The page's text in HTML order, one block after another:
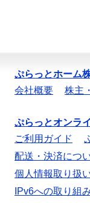
ぷらっとホーム
会社概要
株主
ぷらっとオンラ
ご利用ガイド
配送・決済につ
個人情報取り扱
IPv6への取り組